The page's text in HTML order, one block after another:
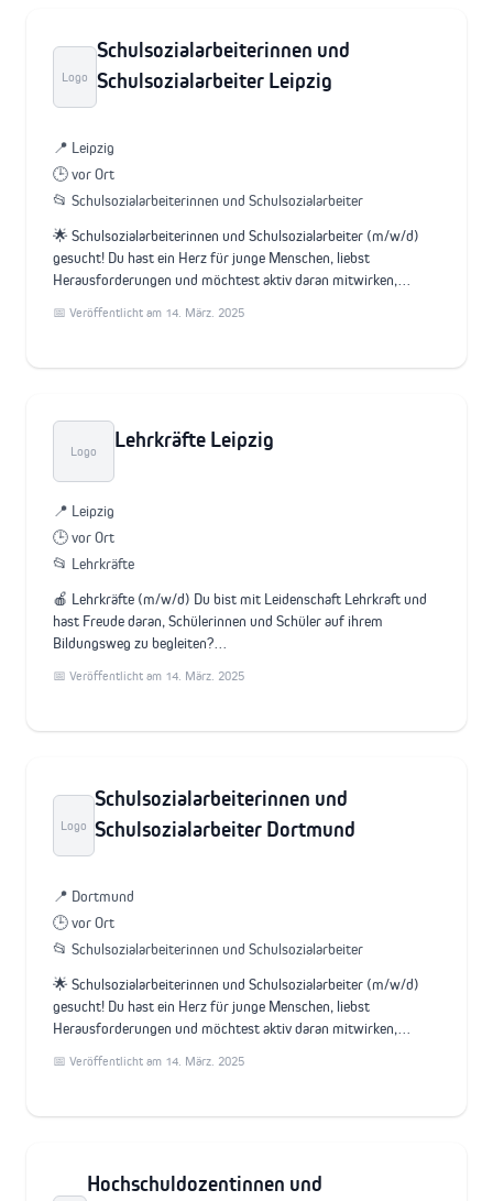
Logo
Schulsozialarbeiterinnen und
Schulsozialarbeiter Leipzig
📍 Leipzig
🕒 vor Ort
📂 Schulsozialarbeiterinnen und Schulsozialarbeiter
🌟 Schulsozialarbeiterinnen und Schulsozialarbeiter (m/w/d)
gesucht! Du hast ein Herz für junge Menschen, liebst
Herausforderungen und möchtest aktiv daran mitwirken,…
📅 Veröffentlicht am 14. März. 2025
Logo Lehrkräfte Leipzig
📍 Leipzig
🕒 vor Ort
📂 Lehrkräfte
🍎 Lehrkräfte (m/w/d) Du bist mit Leidenschaft Lehrkraft und
hast Freude daran, Schülerinnen und Schüler auf ihrem
Bildungsweg zu begleiten?…
📅 Veröffentlicht am 14. März. 2025
Logo
Schulsozialarbeiterinnen und
Schulsozialarbeiter Dortmund
📍 Dortmund
🕒 vor Ort
📂 Schulsozialarbeiterinnen und Schulsozialarbeiter
🌟 Schulsozialarbeiterinnen und Schulsozialarbeiter (m/w/d)
gesucht! Du hast ein Herz für junge Menschen, liebst
Herausforderungen und möchtest aktiv daran mitwirken,…
📅 Veröffentlicht am 14. März. 2025
Hochschuldozentinnen und